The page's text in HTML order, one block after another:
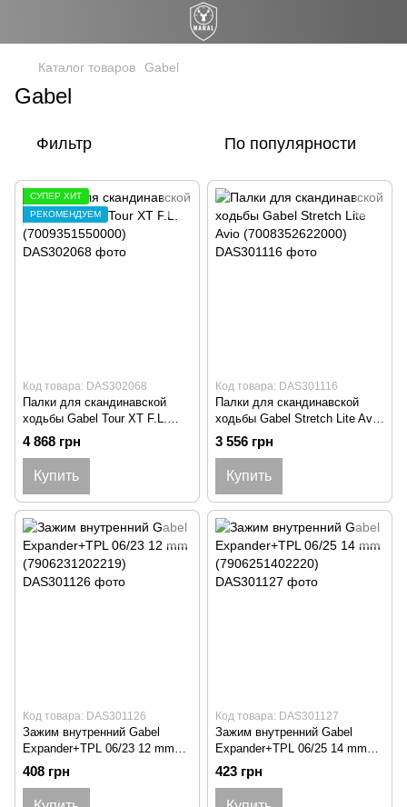
Каталог товаров Gabel
Gabel
Фильтр По популярности
СУПЕР ХИТ
РЕКОМЕНДУЕМ
Код товара: DAS302068
Палки для скандинавской
ходьбы Gabel Tour XT F.L.
(7009351550000)
4 868 грн
Купить
Код товара: DAS301116
Палки для скандинавской
ходьбы Gabel Stretch Lite Avio
(7008352622000)
3 556 грн
Купить
Код товара: DAS301126
Зажим внутренний Gabel
Expander+TPL 06/23 12 mm
(7906231202219)
408 грн
Код товара: DAS301127
Зажим внутренний Gabel
Expander+TPL 06/25 14 mm
(7906251402220)
423 грн